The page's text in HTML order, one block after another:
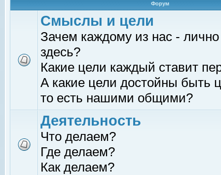
Форум
Смыслы и цели
Зачем каждому из нас -
здесь?
Какие цели каждый ставит
А какие цели достойны быть
то есть нашими общими?
Деятельность
Что делаем?
Где делаем?
Как делаем?